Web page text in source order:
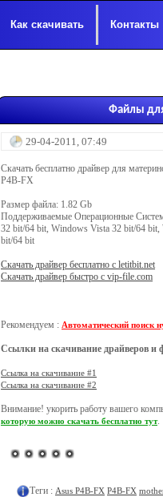
Как скачивать Контакты
Файлы
29-04-2011, 07:49
Скачать бесплатно драйвер для
P4B-FX
Размер файла: 1.82 Gb
Поддерживаемые Операционные
32 bit/64 bit, Windows Vista 32 bit/64
bit/64 bit
Скачать драйвер бесплатно с letitbit.net
Скачать драйвер быстро с vip-file.com
Рекомендуем : Автоматический поиск
Ссылки на скачивание драйверов и
Ссылка на скачивание #1
Ссылка на скачивание #2
Внимание! укорить работу вашего
которую можно скачать бесплатно тут.
Теги : Asus P4B-FX P4B-FX